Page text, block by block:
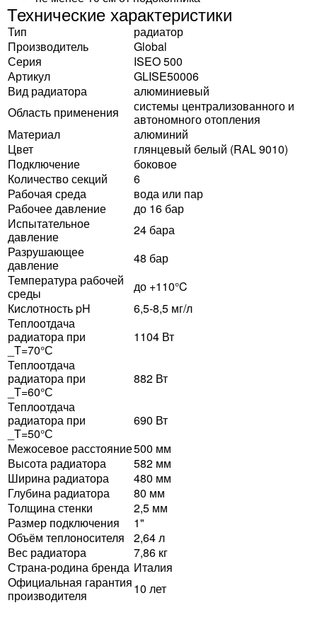
Технические характеристики
Тип
радиатор
Производитель
Global
Серия
ISEO 500
Артикул
GLISE50006
Вид радиатора
алюминиевый
Область применения
системы централизованного и
автономного отопления
Материал
алюминий
Цвет
глянцевый белый (RAL 9010)
Подключение
боковое
Количество секций
6
Рабочая среда
вода или пар
Рабочее давление
до 16 бар
Испытательное
давление
24 бара
Разрушающее
давление
48 бар
Температура рабочей
среды
до +110°C
Кислотность pH
6,5-8,5 мг/л
Теплоотдача
радиатора при
_T=70°С
1104 Вт
Теплоотдача
радиатора при
_T=60°С
882 Вт
Теплоотдача
радиатора при
_T=50°С
690 Вт
Межосевое расстояние500 мм
Высота радиатора
582 мм
Ширина радиатора
480 мм
Глубина радиатора
80 мм
Толщина стенки
2,5 мм
Размер подключения
1"
Объём теплоносителя
2,64 л
Вес радиатора
7,86 кг
Страна-родина бренда Италия
Официальная гарантия
производителя
10 лет